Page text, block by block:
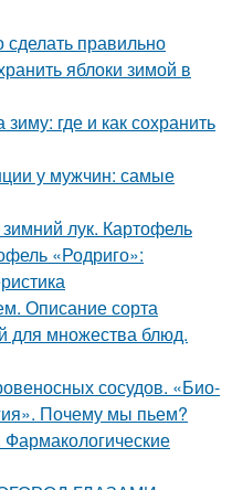
сделать правильно
яблоки зимой в
где и как сохранить
у мужчин: самые
лук. Картофель
«Родриго»:
Описание сорта
для множества блюд.
сосудов. «Био-
Почему мы пьем?